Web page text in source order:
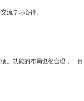
流学习心得。
。功能的布局也很合理，一目